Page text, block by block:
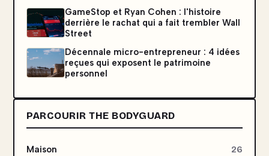
GameStop et Ryan Cohen : l'histoire
derrière le rachat qui a fait trembler Wall
Street
Décennale micro-entrepreneur : 4 idées
reçues qui exposent le patrimoine
personnel
PARCOURIR THE BODYGUARD
Maison 26